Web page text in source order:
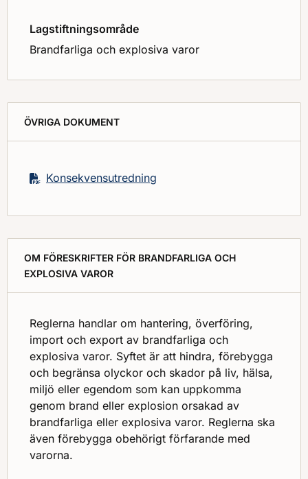
Lagstiftningsområde
Brandfarliga och explosiva varor
ÖVRIGA DOKUMENT
Konsekvensutredning
OM FÖRESKRIFTER FÖR BRANDFARLIGA OCH
EXPLOSIVA VAROR
Reglerna handlar om hantering, överföring,
import och export av brandfarliga och
explosiva varor. Syftet är att hindra, förebygga
och begränsa olyckor och skador på liv, hälsa,
miljö eller egendom som kan uppkomma
genom brand eller explosion orsakad av
brandfarliga eller explosiva varor. Reglerna ska
även förebygga obehörigt förfarande med
varorna.